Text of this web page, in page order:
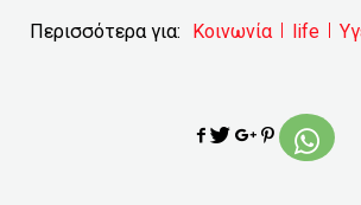
Περισσότερα για: Κοινωνία life